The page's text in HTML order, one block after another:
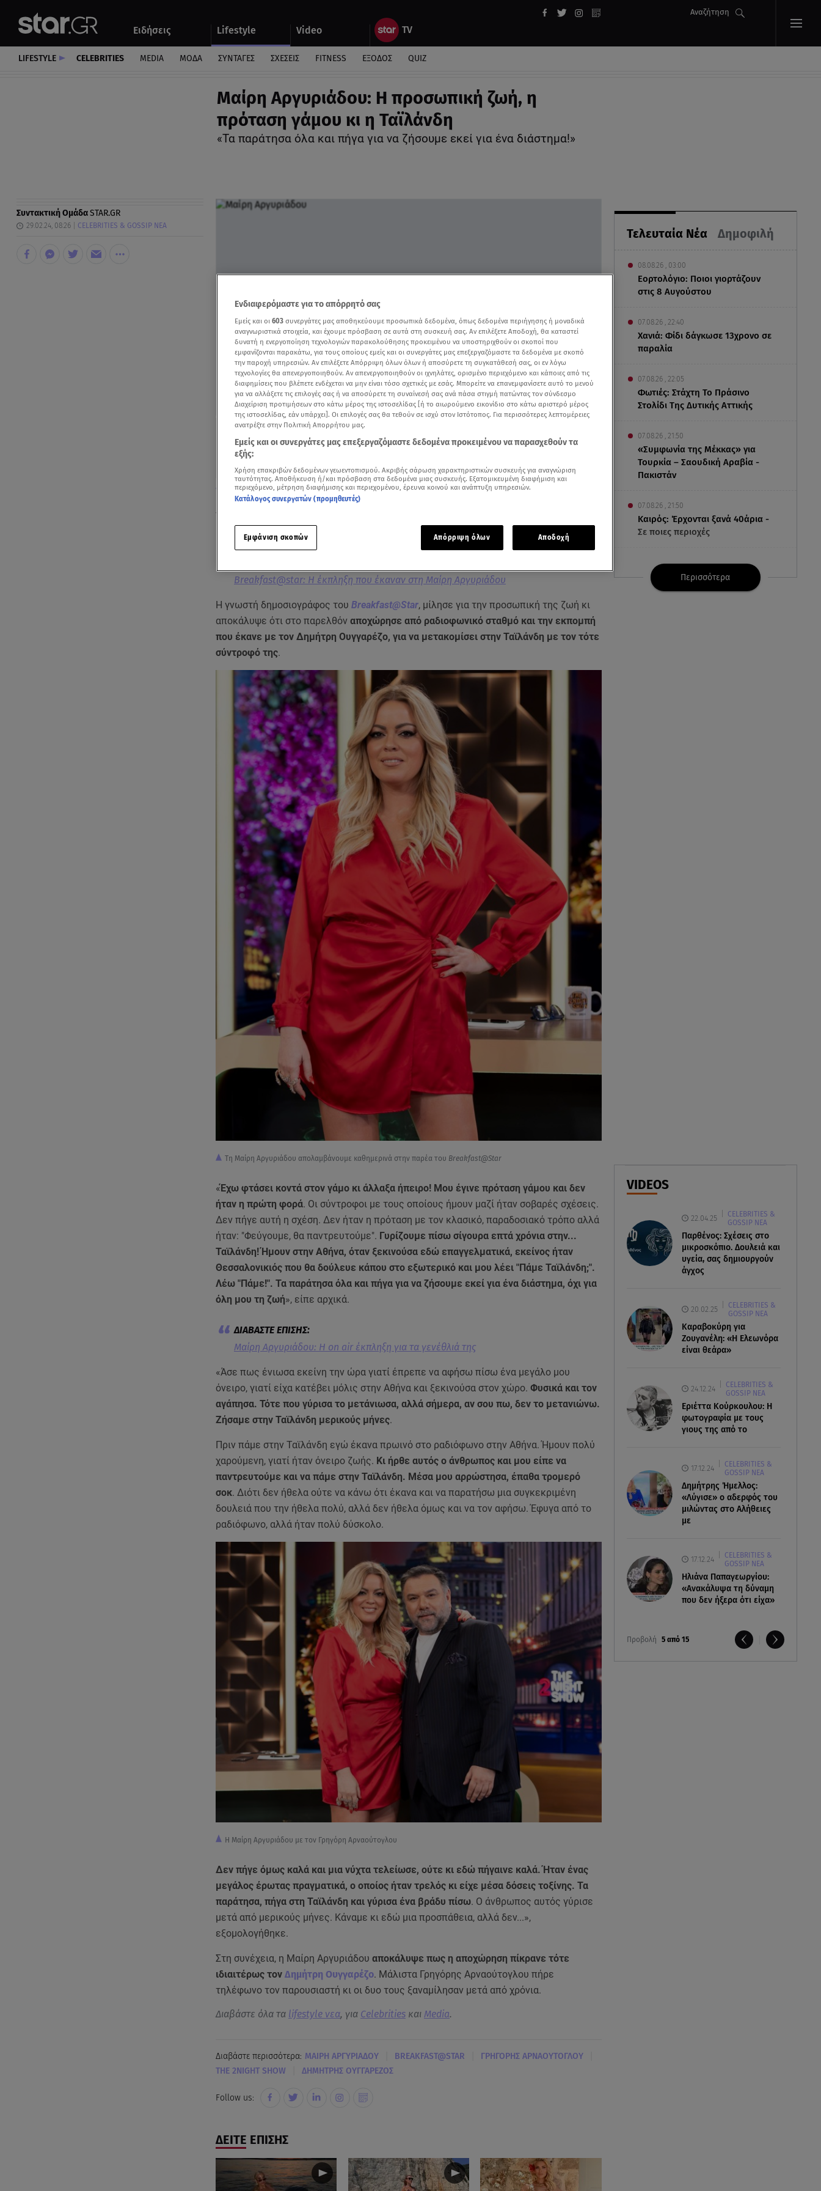
Ειδήσεις Lifestyle Video
Αναζήτηση
Αυτοκίνητο
LIFESTYLE CELEBRITIES MEDIA ΜΟΔΑ ΣΥΝΤΑΓΕΣ ΣΧΕΣΕΙΣ FITNESS ΕΞΟΔΟΣ QUIZ
Μαίρη Αργυριάδου: Η προσωπική ζωή, η
πρόταση γάμου κι η Ταϊλάνδη
«Τα παράτησα όλα και πήγα για να ζήσουμε εκεί για ένα διάστημα!»
Τελευταία Νέα Δημοφιλή
08.08.26 , 03:00
Εορτολόγιο: Ποιοι γιορτάζουν
στις 8 Αυγούστου
07.08.26 , 22:40
Χανιά: Φίδι δάγκωσε 13χρονο σε
παραλία
07.08.26 , 22:05
Φωτιές: Στάχτη Το Πράσινο
Στολίδι Της Δυτικής Αττικής
07.08.26 , 21:50
«Συμφωνία της Μέκκας» για
Τουρκία – Σαουδική Αραβία -
Πακιστάν
07.08.26 , 21:50
Καιρός: Έρχονται ξανά 40άρια -
Σε ποιες περιοχές
07.08.26 , 21:32
Κρήτη: Τουρίστας ρωτούσε
πόσο να πληρώσει για να
07.08.26 , 18:34
Έξοδος Αυγούστου: Στο 100% η
πληρότητα για Κυκλάδες
Περισσότερα
VIDEOS
22.04.25
CELEBRITIES &
GOSSIP ΝΕΑ
Παρθένος: Σχέσεις στο
μικροσκόπιο. Δουλειά και
υγεία, σας δημιουργούν
άγχος
20.02.25
CELEBRITIES &
GOSSIP ΝΕΑ
Καραβοκύρη για
Ζουγανέλη: «Η Ελεωνόρα
είναι θεάρα»
24.12.24
CELEBRITIES &
GOSSIP ΝΕΑ
Εριέττα Κούρκουλου: Η
φωτογραφία με τους
γιους της από το
17.12.24
CELEBRITIES &
GOSSIP ΝΕΑ
Δημήτρης Ήμελλος:
«Λύγισε» ο αδερφός του
μιλώντας στο Αλήθειες
με
17.12.24
CELEBRITIES &
GOSSIP ΝΕΑ
Ηλιάνα Παπαγεωργίου:
«Ανακάλυψα τη δύναμη
που δεν ήξερα ότι είχα»
Προβολή 5 από 15
Συντακτική ΟμάδαSTAR.GR
29.02.24, 08:26 CELEBRITIES & GOSSIP ΝΕΑ
Δείτε περισσότερα άρθρα μας στα αποτελέσματα αναζήτησης
Δείτε το σχετικό απόσπασμα από την εκπομπή του ΑΝΤ1
Τη
βράδυ της Τετάρτης.
Breakfast@star: Η έκπληξη που έκαναν στη Μαίρη Αργυριάδου
Η γνωστή δημοσιογράφος του Breakfast@Star, μίλησε για την προσωπική της ζωή κι
αποκάλυψε ότι στο παρελθόν αποχώρησε από ραδιοφωνικό σταθμό και την εκπομπή
που έκανε με τον Δημήτρη Ουγγαρέζο, για να μετακομίσει στην Ταϊλάνδη με τον τότε
σύντροφό της.
Τη Μαίρη Αργυριάδου απολαμβάνουμε καθημερινά στην παρέα του Breakfast@Star
«Έχω φτάσει κοντά στον γάμο κι άλλαξα ήπειρο! Μου έγινε πρόταση γάμου και δεν
ήταν η πρώτη φορά. Οι σύντροφοι με τους οποίους ήμουν μαζί ήταν σοβαρές σχέσεις.
Δεν πήγε αυτή η σχέση. Δεν ήταν η πρόταση με τον κλασικό, παραδοσιακό τρόπο αλλά
ήταν: "Φεύγουμε, θα παντρευτούμε". Γυρίζουμε πίσω σίγουρα επτά χρόνια στην...
Ταϊλάνδη! Ήμουν στην Αθήνα, όταν ξεκινούσα εδώ επαγγελματικά, εκείνος ήταν
Θεσσαλονικιός που θα δούλευε κάπου στο εξωτερικό και μου λέει "Πάμε Ταϊλάνδη;".
Λέω "Πάμε!". Τα παράτησα όλα και πήγα για να ζήσουμε εκεί για ένα διάστημα, όχι για
όλη μου τη ζωή», είπε αρχικά.
Μαίρη Αργυριάδου: Η on air έκπληξη για τα γενέθλιά της
«Άσε πως ένιωσα εκείνη την ώρα γιατί έπρεπε να αφήσω πίσω ένα μεγάλο μου
όνειρο, γιατί είχα κατέβει μόλις στην Αθήνα και ξεκινούσα στον χώρο. Φυσικά και τον
αγάπησα. Τότε που γύρισα το μετάνιωσα, αλλά σήμερα, αν σου πω, δεν το μετανιώνω.
Ζήσαμε στην Ταϊλάνδη μερικούς μήνες.
Πριν πάμε στην Ταϊλάνδη εγώ έκανα πρωινό στο ραδιόφωνο στην Αθήνα. Ήμουν πολύ
χαρούμενη, γιατί ήταν όνειρο ζωής. Κι ήρθε αυτός ο άνθρωπος και μου είπε να
παντρευτούμε και να πάμε στην Ταϊλάνδη. Μέσα μου αρρώστησα, έπαθα τρομερό
σοκ. Διότι δεν ήθελα ούτε να κάνω ότι έκανα και να παρατήσω μια συγκεκριμένη
δουλειά που την ήθελα πολύ, αλλά δεν ήθελα όμως και να τον αφήσω. Έφυγα από το
ραδιόφωνο, αλλά ήταν πολύ δύσκολο.
Η Μαίρη Αργυριάδου με τον Γρηγόρη Αρναούτογλου
Δεν πήγε όμως καλά και μια νύχτα τελείωσε, ούτε κι εδώ πήγαινε καλά. Ήταν ένας
μεγάλος έρωτας πραγματικά, ο οποίος ήταν τρελός κι είχε μέσα δόσεις τοξίνης. Τα
παράτησα, πήγα στη Ταϊλάνδη και γύρισα ένα βράδυ πίσω. Ο άνθρωπος αυτός γύρισε
μετά από μερικούς μήνες. Κάναμε κι εδώ μια προσπάθεια, αλλά δεν...»,
εξομολογήθηκε.
Στη συνέχεια, η Μαίρη Αργυριάδου αποκάλυψε πως η αποχώρηση πίκρανε τότε
ιδιαιτέρως τον Δημήτρη Ουγγαρέζο. Μάλιστα Γρηγόρης Αρναούτογλου πήρε
τηλέφωνο τον παρουσιαστή κι οι δυο τους ξαναμίλησαν μετά από χρόνια.
Διαβάστε όλα τα lifestyle νεα, για Celebritiesκαι Media.
Διαβάστε περισσότερα: ΜΑΙΡΗ ΑΡΓΥΡΙΑΔΟΥ BREAKFAST@STAR ΓΡΗΓΟΡΗΣ ΑΡΝΑΟΥΤΟΓΛΟΥ
THE 2NIGHT SHOW ΔΗΜΗΤΡΗΣ ΟΥΓΓΑΡΕΖΟΣ
Follow us:
ΔΕΙΤΕ ΕΠΙΣΗΣ
Ενδιαφερόμαστε για το απόρρητό σας
Εμείς και οι 603 συνεργάτες μας αποθηκεύουμε προσωπικά δεδομένα, όπως δεδομένα περιήγησης ή μοναδικά
αναγνωριστικά στοιχεία, και έχουμε πρόσβαση σε αυτά στη συσκευή σας. Αν επιλέξετε Αποδοχή, θα καταστεί
δυνατή η ενεργοποίηση τεχνολογιών παρακολούθησης προκειμένου να υποστηριχθούν οι σκοποί που
εμφανίζονται παρακάτω, για τους οποίους εμείς και οι συνεργάτες μας επεξεργαζόμαστε τα δεδομένα με σκοπό
την παροχή υπηρεσιών. Αν επιλέξετε Απόρριψη όλων όλων ή αποσύρετε τη συγκατάθεσή σας, οι εν λόγω
τεχνολογίες θα απενεργοποιηθούν. Αν απενεργοποιηθούν οι ιχνηλάτες, ορισμένο περιεχόμενο και κάποιες από τις
διαφημίσεις που βλέπετε ενδέχεται να μην είναι τόσο σχετικές με εσάς. Μπορείτε να επανεμφανίσετε αυτό το μενού
για να αλλάξετε τις επιλογές σας ή να αποσύρετε τη συναίνεσή σας ανά πάσα στιγμή πατώντας τον σύνδεσμο
Διαχείριση προτιμήσεων στο κάτω μέρος της ιστοσελίδας [ή το αιωρούμενο εικονίδιο στο κάτω αριστερό μέρος
της ιστοσελίδας, εάν υπάρχει]. Οι επιλογές σας θα τεθούν σε ισχύ στον Ιστότοπος. Για περισσότερες λεπτομέρειες
ανατρέξτε στην Πολιτική Απορρήτου μας.
Εμείς και οι συνεργάτες μας επεξεργαζόμαστε δεδομένα προκειμένου να παρασχεθούν τα
εξής:
Χρήση επακριβών δεδομένων γεωεντοπισμού. Ακριβής σάρωση χαρακτηριστικών συσκευής για αναγνώριση
ταυτότητας. Αποθήκευση ή/και πρόσβαση στα δεδομένα μιας συσκευής. Εξατομικευμένη διαφήμιση και
περιεχόμενο, μέτρηση διαφήμισης και περιεχομένου, έρευνα κοινού και ανάπτυξη υπηρεσιών.
Κατάλογος συνεργατών (προμηθευτές)
Εμφάνιση σκοπών Απόρριψη όλων Αποδοχή